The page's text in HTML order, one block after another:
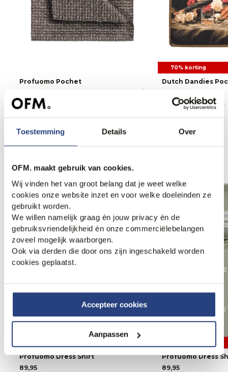
Toestemming Details Over
OFM. maakt gebruik van cookies.
Wij vinden het van groot belang dat je weet welke
cookies onze website inzet en voor welke doeleinden ze
gebruikt worden.
We willen namelijk graag én jouw privacy én de
gebruiksvriendelijkheid én onze commerciëlebelangen
zoveel mogelijk waarborgen.
Ook via derden die door ons zijn ingeschakeld worden
cookies geplaatst.
Accepteer cookies
Aanpassen
Profuomo Pochet
70% korting
Dutch Dandies
Weekdeal.
Profuomo Dress Shirt
89,95
Weekdeal.
Profuomo Dress
89,95